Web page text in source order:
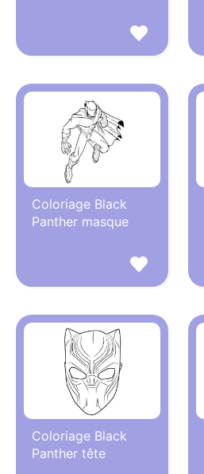
Coloriage Black
Panther masque
Coloriage Black
Panther tête